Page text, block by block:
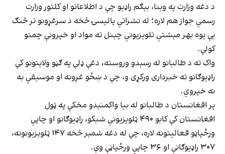
د دغه وزارت په وینا، بېګم راډیو چې د اطلاعاتو او کلتور وزارت
رسمي جواز هم لاره؛ له نشراتي پالیسۍ څخه د سرغړونو تر څنګ
یې یوه بهر مېشتي تلویزیوني چېنل ته مواد او خپرونې چمتو
کولې.
واک ته د طالبانو له رسېدو وروسته، دغې ډلې په ګڼو ولایتونو کې
راډیوګانو ته خبرداری ورکړی و، چې د ښځو غږونه او موسیقي به
نه خپروي.
پر افغانستان د طالبانو له بیا واکمنېدو مخکې په ټول
افغانستان کې کابو ۴۹۰ ټلویزیوني شبکو، راډيوګانو او چاپي
ورځپاڼو فعالیتونه لاره، چې له دغه شمېر څخه ۱۴۷ ټلوېزیونونه،
۳۰۷ راډیوګانې او ۳۶ چاپي ورځپاڼې وې.